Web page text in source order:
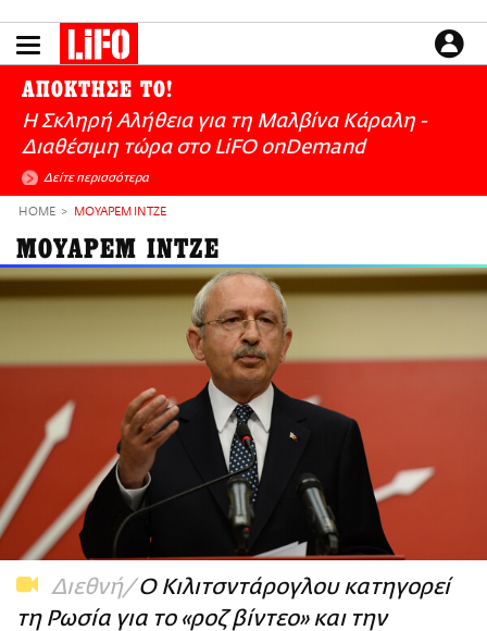
το
NEWSLETTER
ΜΙΚΡΟΠΡΑΓΜΑΤΑ
THE GOOD LIFO
LIFOLAND
CITY GUIDE
ΑΜΠΑ
PRINT
ΕΙΔΗΣΕΙΣ
CULTURE
ΑΠΟΨΕΙΣ
ΤΡΟΠΟΣ ΖΩΗΣ
PODCASTS
Plus
ΑΠΟΚΤΗΣΕ ΤΟ!
Η Σκληρή Αλήθεια για τη Μαλβίνα Κάραλη -
Διαθέσιμη τώρα στo LiFO onDemand
Δείτε περισσότερα
HOME ΜΟΥΑΡΕΜ ΙΝΤΖΕ
ΜΟΥΑΡΕΜ ΙΝΤΖΕ
Διεθνή Ο Κιλιτσντάρογλου κατηγορεί
τη Ρωσία για το «ροζ βίντεο» και την